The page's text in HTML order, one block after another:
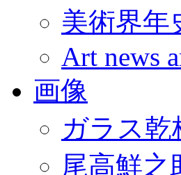
美術界年
Art news
画像
ガラス乾
尾高鮮之